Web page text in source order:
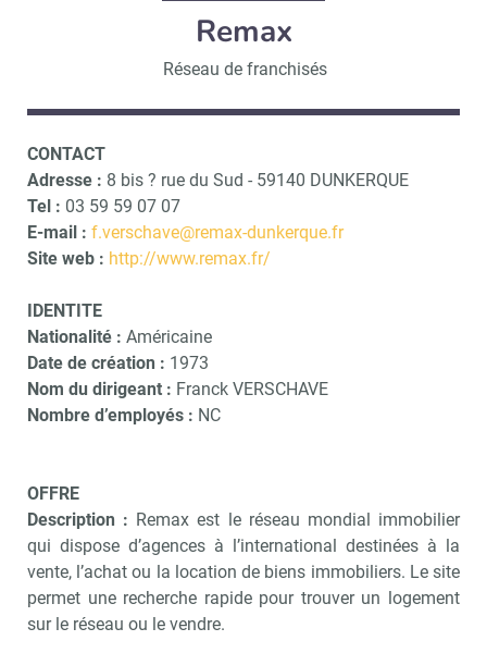
Remax
Réseau de franchisés
CONTACT
Adresse : 8 bis ? rue du Sud - 59140 DUNKERQUE
Tel : 03 59 59 07 07
E-mail : f.verschave@remax-dunkerque.fr
Site web : http://www.remax.fr/
IDENTITE
Nationalité : Américaine
Date de création : 1973
Nom du dirigeant : Franck VERSCHAVE
Nombre d’employés : NC
OFFRE
Description : Remax est le réseau mondial immobilier
qui dispose d’agences à l’international destinées à la
vente, l’achat ou la location de biens immobiliers. Le site
permet une recherche rapide pour trouver un logement
sur le réseau ou le vendre.